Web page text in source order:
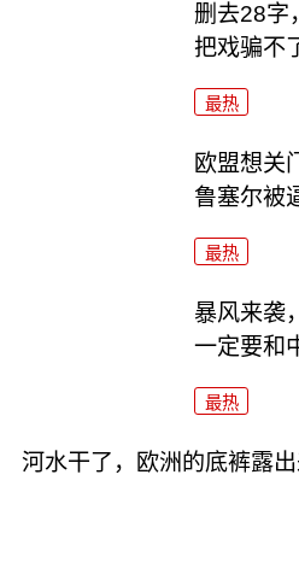
删去28字
把戏骗不
最热
欧盟想关
鲁塞尔被
最热
暴风来袭
一定要和
最热
河水干了，欧洲的底裤露出